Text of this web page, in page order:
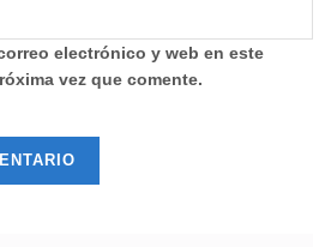
electrónico y web en este
vez que comente.